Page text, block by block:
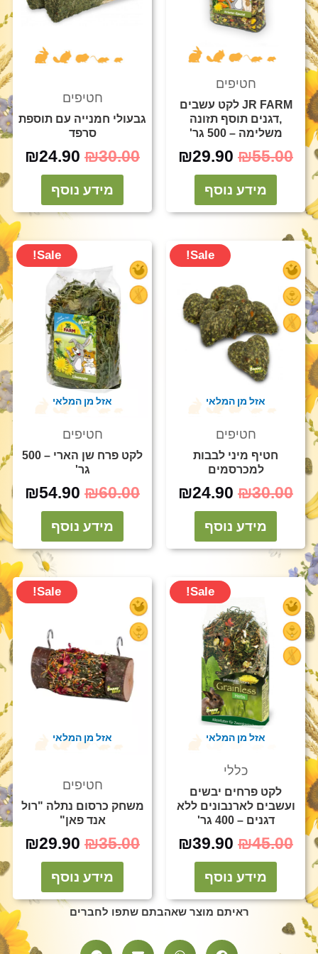
חטיפים
JR FARM לקט עשבים
,דגנים תוסף תזונה
משלימה – 500 גר'
₪55.00
₪29.90
מידע נוסף
חטיפים
גבעולי חמנייה עם תוספת
סרפד
₪30.00
₪24.90
מידע נוסף
Sale!
אזל מן המלאי
חטיפים
חטיף מיני לבבות
למכרסמים
₪30.00
המחיר
המקורי
היה:
₪30.00.
₪24.90
המחיר
הנוכחי
הוא:
מידע נוסף
Sale!
אזל מן המלאי
חטיפים
לקט פרח שן הארי – 500
גר'
₪60.00
המחיר
המקורי
היה:
₪60.00.
₪54.90
מידע נוסף
Sale!
אזל מן המלאי
כללי
לקט פרחים יבשים
ועשבים לארנבונים ללא
דגנים – 400 גר'
₪45.00
המחיר
המקורי
היה:
₪45.00.
₪39.90
המחיר
הנוכחי
הוא:
₪39.90.
מידע נוסף
Sale!
אזל מן המלאי
חטיפים
משחק כרסום נתלה "רול
אנד פאן"
₪35.00
המחיר
המקורי
היה:
₪35.00.
₪29.90
מידע נוסף
ראיתם מוצר שאהבתם שתפו לחברים